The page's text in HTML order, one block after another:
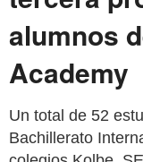
alumnos
Academy
Un total de 52
Bachillerato